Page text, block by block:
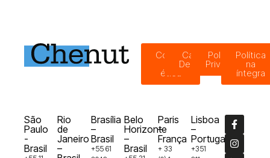
Código
ética
Canal de
Denúncias
Política de
Privacidade
Política
na
íntegra
São
Paulo
-
Brasil
Rio
de
Janeiro
–
Brasília
–
Brasil
+55 61
Belo
Horizonte
–
Brasil
Paris
–
França
+ 33
Lisboa
–
Portugal
+351